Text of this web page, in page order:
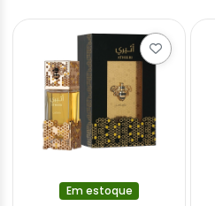
Em estoque